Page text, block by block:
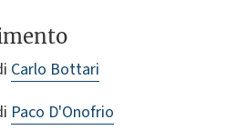
Carlo Bottari
Paco D'Onofrio